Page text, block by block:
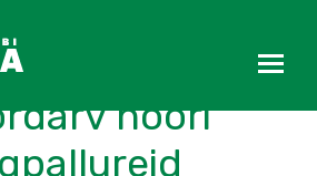
osales
noori